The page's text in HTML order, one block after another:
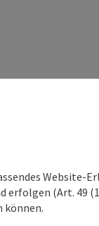
Website-
(Art. 49
können.